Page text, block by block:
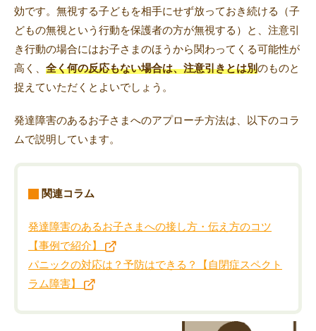
効です。無視する子どもを相手にせず放っておき続ける（子
どもの無視という行動を保護者の方が無視する）と、注意引
き行動の場合にはお子さまのほうから関わってくる可能性が
高く、 全く何の反応もない場合は、注意引きとは別のものと
捉えていただくとよいでしょう。
発達障害のあるお子さまへのアプローチ方法は、以下のコラ
ムで説明しています。
関連コラム
発達障害のあるお子さまへの接し方・伝え方のコツ
【事例で紹介】
パニックの対応は？予防はできる？【自閉症スペクト
ラム障害】